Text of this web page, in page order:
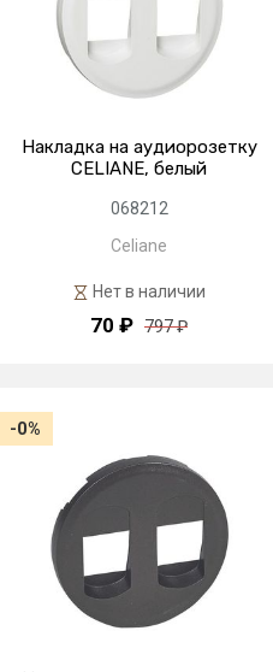
Накладка на аудиорозетку
CELIANE, белый
068212
Celiane
Нет в наличии
70 ₽ 797 ₽
-0%